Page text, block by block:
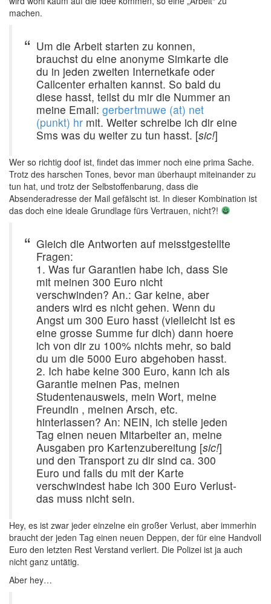
machen.
Um die Arbeit starten zu konnen,
brauchst du eine anonyme Simkarte die
du in jeden zweiten Internetkafe oder
Callcenter erhalten kannst. So bald du
diese hasst, teilst du mir die Nummer an
meine Email: gerbertmuwe (at) net
(punkt) hr mit. Weiter schreibe ich dir eine
Sms was du weiter zu tun hasst. [sic!]
Wer so richtig doof ist, findet das immer noch eine prima Sache.
Trotz des harschen Tones, bevor man überhaupt miteinander zu
tun hat, und trotz der Selbstoffenbarung, dass die
Absenderadresse der Mail gefälscht ist. In dieser Kombination ist
das doch eine ideale Grundlage fürs Vertrauen, nicht?!
Gleich die Antworten auf meisstgestellte
Fragen:
1. Was fur Garantien habe ich, dass Sie
mit meinen 300 Euro nicht
verschwinden? An.: Gar keine, aber
anders wird es nicht gehen. Wenn du
Angst um 300 Euro hasst (vielleicht ist es
eine grosse Summe fur dich) dann hoere
ich von dir zu 100% nichts mehr, so bald
du um die 5000 Euro abgehoben hasst.
2. Ich habe keine 300 Euro, kann ich als
Garantie meinen Pas, meinen
Studentenausweis, mein Wort, meine
Freundin , meinen Arsch, etc.
hinterlassen? An: NEIN, ich stelle jeden
Tag einen neuen Mitarbeiter an, meine
Ausgaben pro Kartenzubereitung [sic!]
und den Transport zu dir sind ca. 300
Euro und falls du mit der Karte
verschwindest habe ich 300 Euro Verlust-
das muss nicht sein.
Hey, es ist zwar jeder einzelne ein großer Verlust, aber immerhin
braucht der jeden Tag einen neuen Deppen, der für eine Handvoll
Euro den letzten Rest Verstand verliert. Die Polizei ist ja auch
nicht ganz untätig.
Aber hey…